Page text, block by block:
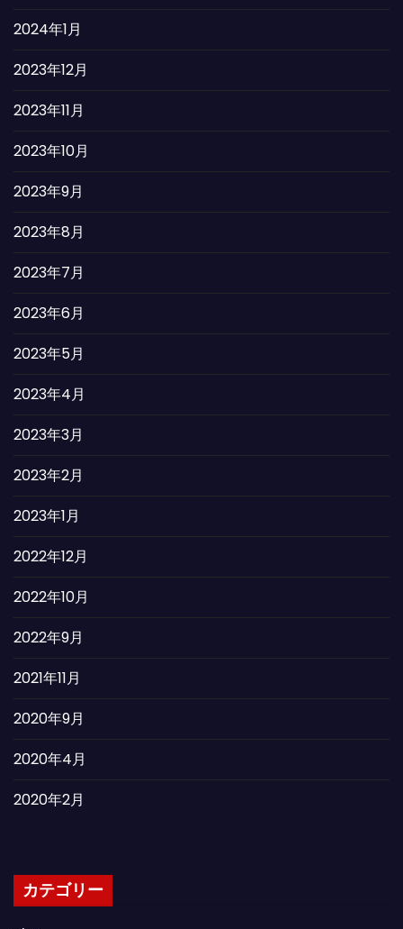
2024年1月
2023年12月
2023年11月
2023年10月
2023年9月
2023年8月
2023年7月
2023年6月
2023年5月
2023年4月
2023年3月
2023年2月
2023年1月
2022年12月
2022年10月
2022年9月
2021年11月
2020年9月
2020年4月
2020年2月
カテゴリー